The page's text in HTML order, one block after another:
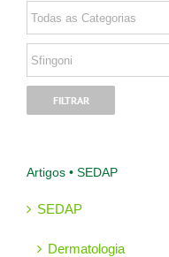
Artigos • SEDAP
SEDAP
Dermatologia